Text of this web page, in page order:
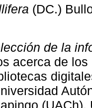
(DC.)
de la
acerca de